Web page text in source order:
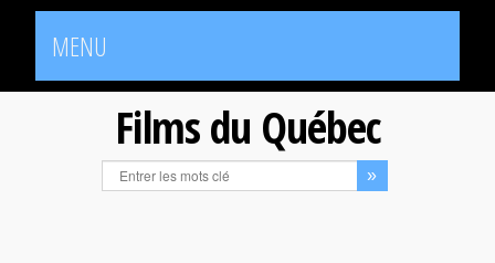
MENU
Films du Québec